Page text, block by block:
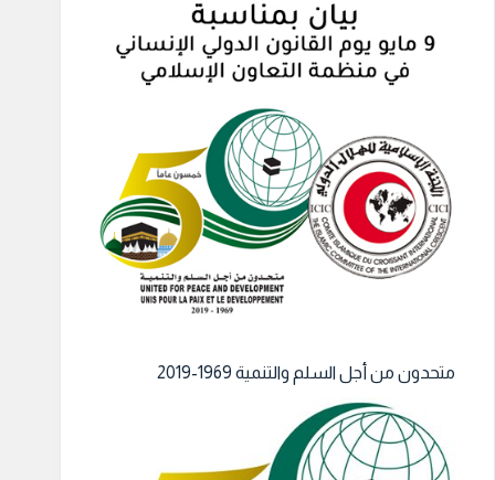
متحدون من أجل السلم والتنمية 1969-2019